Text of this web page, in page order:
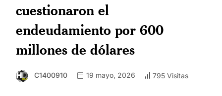
cuestionaron el
endeudamiento por 600
millones de dólares
C1400910 19 mayo, 2026 795 Visitas